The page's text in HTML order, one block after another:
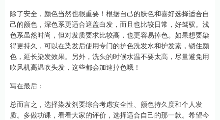
除了安全，颜色当然也很重要！根据自己的肤色和喜好选择适合自
己的颜色，深色系更适合遮盖白发，而且也比较日常，好驾驭。浅
色系虽然时尚，但对发质要求比较高，也更容易掉色。如果想要染
得更持久，可以在染发后使用专门的护色洗发水和护发素，锁住颜
色，延长染发效果。另外，洗头的时候水温不要太高，尽量避免用
吹风机高温吹头发，这些都会加速掉色哦！
写在最后：
总而言之，选择染发剂要综合考虑安全性、颜色持久度和个人发
质。多做功课，看看大家的评价，选择适合自己的那一款。希望今